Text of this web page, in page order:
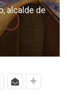
alcalde de